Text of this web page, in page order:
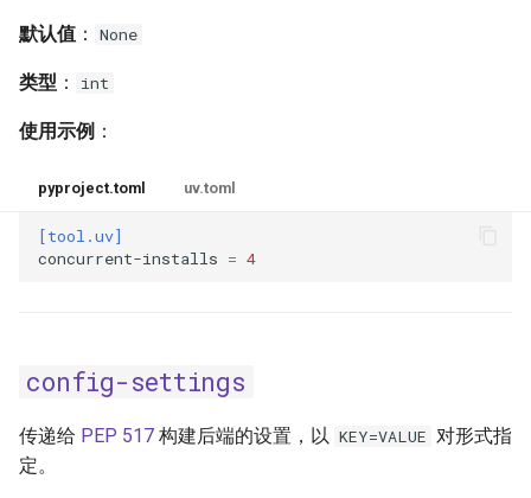
reinstall-package
require-hashes
torch-backend
universal
默认值 ： None
类型 ： int
使用示例 ：
pyproject.toml uv.toml
[tool.uv]
concurrent-installs = 4
config-settings
传递给 PEP 517 构建后端的设置，以 KEY=VALUE 对形式指
定。